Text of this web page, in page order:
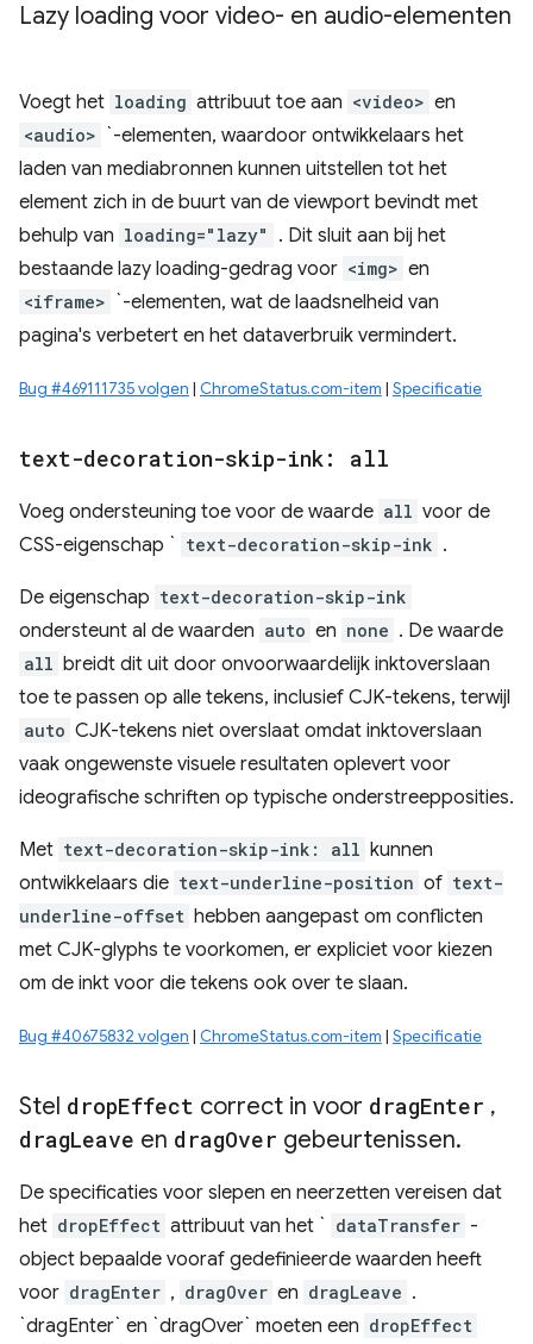
Lazy loading voor video- en audio-elementen
Voegt het loading attribuut toe aan <video> en
<audio> `-elementen, waardoor ontwikkelaars het
laden van mediabronnen kunnen uitstellen tot het
element zich in de buurt van de viewport bevindt met
behulp van loading="lazy"
. Dit sluit aan bij het
bestaande lazy loading-gedrag voor <img> en
<iframe> `-elementen, wat de laadsnelheid van
pagina's verbetert en het dataverbruik vermindert.
Bug #469111735 volgen | ChromeStatus.com-item | Specificatie
text-decoration-skip-ink: all
Voeg ondersteuning toe voor de waarde all voor de
CSS-eigenschap ` text-decoration-skip-ink .
De eigenschap text-decoration-skip-ink
ondersteunt al de waarden auto en none . De waarde
all breidt dit uit door onvoorwaardelijk inktoverslaan
toe te passen op alle tekens, inclusief CJK-tekens, terwijl
auto CJK-tekens niet overslaat omdat inktoverslaan
vaak ongewenste visuele resultaten oplevert voor
ideografische schriften op typische onderstreepposities.
Met text-decoration-skip-ink: all kunnen
ontwikkelaars die text-underline-position of text-
underline-offset hebben aangepast om conflicten
met CJK-glyphs te voorkomen, er expliciet voor kiezen
om de inkt voor die tekens ook over te slaan.
Bug #40675832 volgen | ChromeStatus.com-item | Specificatie
Stel dropEffect correct in voor dragEnter ,
dragLeave en dragOver gebeurtenissen.
De specificaties voor slepen en neerzetten vereisen dat
het dropEffect attribuut van het ` dataTransfer -
object bepaalde vooraf gedefinieerde waarden heeft
voor dragEnter , dragOver en dragLeave .
`dragEnter` en `dragOver` moeten een dropEffect